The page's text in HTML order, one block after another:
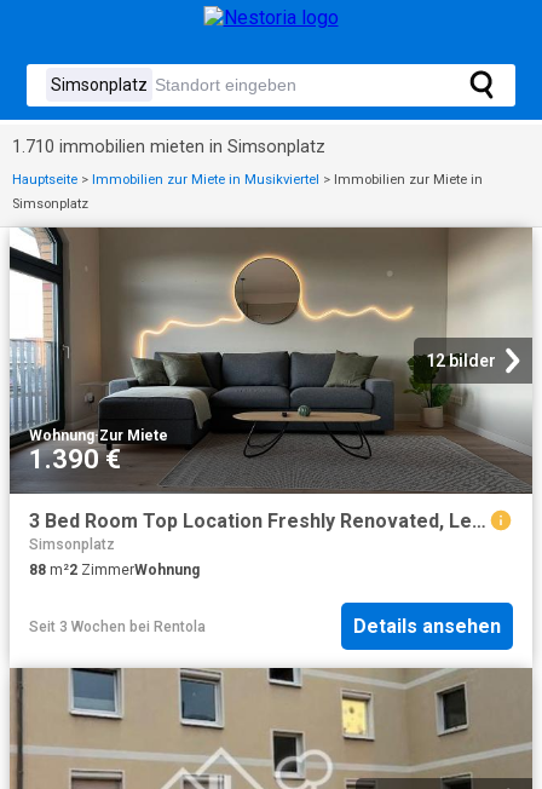
1.710 immobilien mieten in Simsonplatz
Hauptseite > Immobilien zur Miete in Musikviertel > Immobilien zur Miete in
Simsonplatz
12 bilder
Wohnung·Zur Miete
1.390 €
3 Bed Room Top Location Freshly Renovated, Leipzig Amsterdam Apartments for Rent
Simsonplatz
88 m²2 ZimmerWohnung
Seit 3 Wochen bei Rentola Details ansehen